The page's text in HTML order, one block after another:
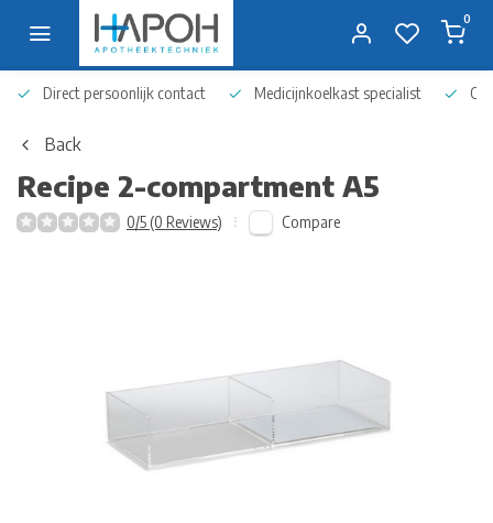
0
Direct persoonlijk contact Medicijnkoelkast specialist Op
Back
Recipe 2-compartment A5
0/5 (0 Reviews) Compare